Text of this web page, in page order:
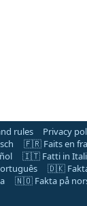
rules Privacy
🇫🇷 Faits en
🇮🇹 Fatti in
🇩🇰
🇳🇴 Fakta på